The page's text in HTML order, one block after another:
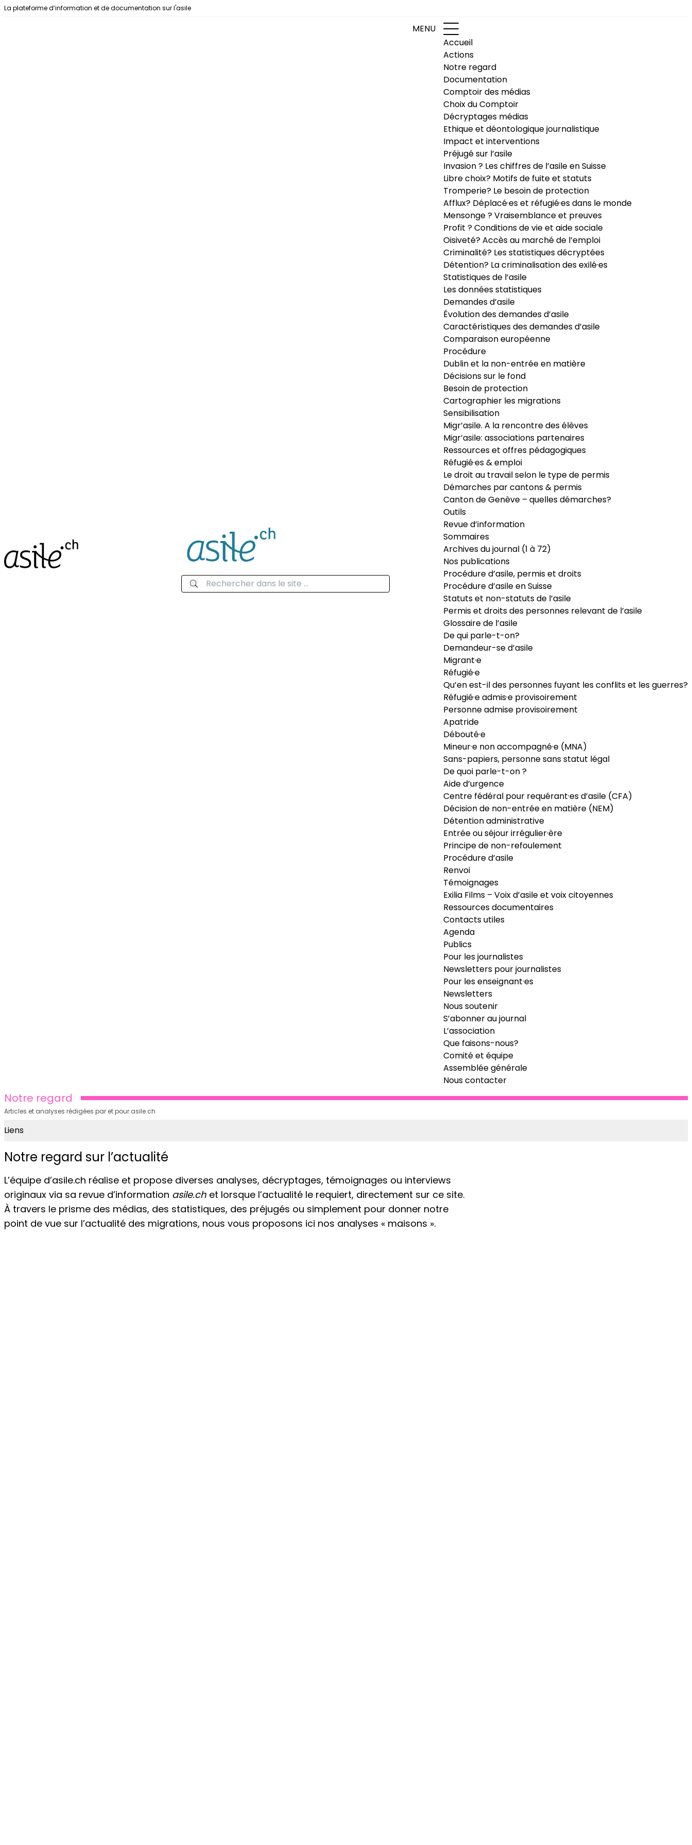
Aller au contenu
La plateforme d’information et de documentation sur l'asile
MENU
Accueil
Actions
Notre regard
Documentation
Comptoir des médias
Choix du Comptoir
Décryptages médias
Ethique et déontologique journalistique
Impact et interventions
Préjugé sur l’asile
Invasion ? Les chiffres de l’asile en Suisse
Libre choix? Motifs de fuite et statuts
Tromperie? Le besoin de protection
Afflux? Déplacé·es et réfugié·es dans le monde
Mensonge ? Vraisemblance et preuves
Profit ? Conditions de vie et aide sociale
Oisiveté? Accès au marché de l’emploi
Criminalité? Les statistiques décryptées
Détention? La criminalisation des exilé·es
Statistiques de l’asile
Les données statistiques
Demandes d’asile
Évolution des demandes d’asile
Caractéristiques des demandes d’asile
Comparaison européenne
Procédure
Dublin et la non-entrée en matière
Décisions sur le fond
Besoin de protection
Cartographier les migrations
Sensibilisation
Migr’asile. A la rencontre des élèves
Migr’asile: associations partenaires
Ressources et offres pédagogiques
Réfugié·es & emploi
Le droit au travail selon le type de permis
Démarches par cantons & permis
Canton de Genève – quelles démarches?
Outils
Revue d’information
Sommaires
Archives du journal (1 à 72)
Nos publications
Procédure d’asile, permis et droits
Procédure d’asile en Suisse
Statuts et non-statuts de l’asile
Permis et droits des personnes relevant de l’asile
Glossaire de l’asile
De qui parle-t-on?
Demandeur-se d’asile
Migrant·e
Réfugié·e
Qu’en est-il des personnes fuyant les conflits et les guerres?
Réfugié·e admis·e provisoirement
Personne admise provisoirement
Apatride
Débouté·e
Mineur·e non accompagné·e (MNA)
Sans-papiers, personne sans statut légal
De quoi parle-t-on ?
Aide d’urgence
Centre fédéral pour requérant·es d’asile (CFA)
Décision de non-entrée en matière (NEM)
Détention administrative
Entrée ou séjour irrégulier·ère
Principe de non-refoulement
Procédure d’asile
Renvoi
Témoignages
Exilia Films – Voix d’asile et voix citoyennes
Ressources documentaires
Contacts utiles
Agenda
Publics
Pour les journalistes
Newsletters pour journalistes
Pour les enseignant·es
Newsletters
Nous soutenir
S’abonner au journal
L’association
Que faisons-nous?
Comité et équipe
Assemblée générale
Nous contacter
Notre regard
Articles et analyses rédigées par et pour asile.ch
Liens
Notre regard sur l’actualité
L’équipe d’asile.ch réalise et propose diverses analyses, décryptages, témoignages ou interviews
originaux via sa revue d’information asile.ch et lorsque l’actualité le requiert, directement sur ce site.
À travers le prisme des médias, des statistiques, des préjugés ou simplement pour donner notre
point de vue sur l’actualité des migrations, nous vous proposons ici nos analyses « maisons ».